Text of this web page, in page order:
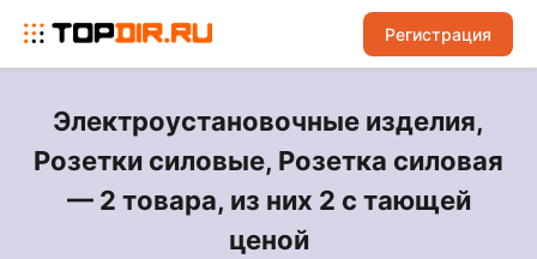
Регистрация
Электроустановочные изделия,
Розетки силовые, Розетка силовая
— 2 товара, из них 2 с тающей
ценой